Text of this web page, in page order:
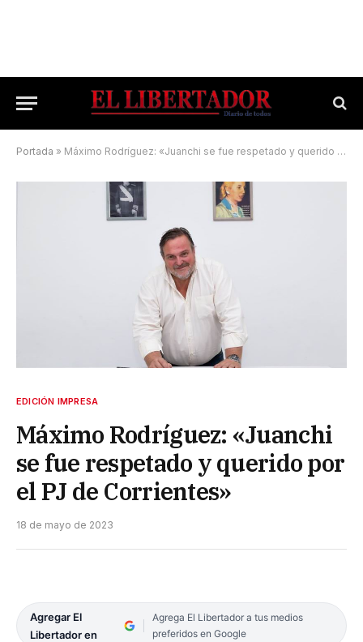
Portada » Máximo Rodríguez: «Juanchi se fue respetado y querido por el PJ de Corrientes»
EDICIÓN IMPRESA
Máximo Rodríguez: «Juanchi
se fue respetado y querido por
el PJ de Corrientes»
18 de mayo de 2023
Agregar El
Libertador en
Agrega El Libertador a tus medios
preferidos en Google